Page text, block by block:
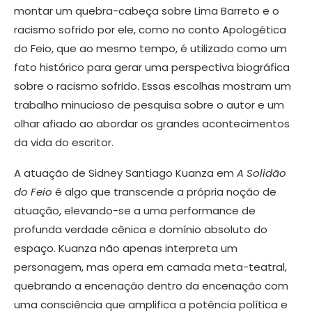
montar um quebra-cabeça sobre Lima Barreto e o
racismo sofrido por ele, como no conto Apologética
do Feio, que ao mesmo tempo, é utilizado como um
fato histórico para gerar uma perspectiva biográfica
sobre o racismo sofrido. Essas escolhas mostram um
trabalho minucioso de pesquisa sobre o autor e um
olhar afiado ao abordar os grandes acontecimentos
da vida do escritor.
A atuação de Sidney Santiago Kuanza em A Solidão
do Feio é algo que transcende a própria noção de
atuação, elevando-se a uma performance de
profunda verdade cênica e domínio absoluto do
espaço. Kuanza não apenas interpreta um
personagem, mas opera em camada meta-teatral,
quebrando a encenação dentro da encenação com
uma consciência que amplifica a potência política e